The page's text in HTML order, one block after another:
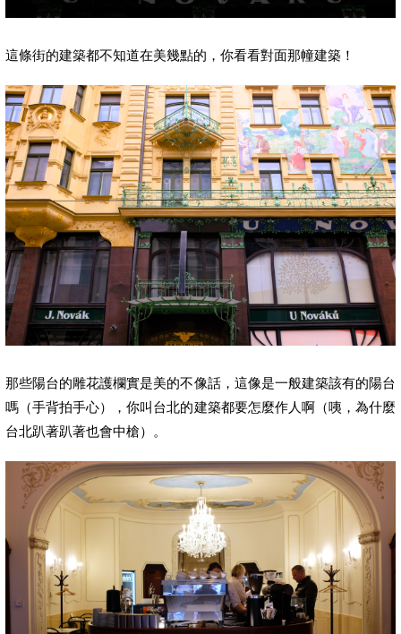
這條街的建築都不知道在美幾點的，你看看對面那幢建築！
那些陽台的雕花護欄實是美的不像話，這像是一般建築該有的陽台
嗎（手背拍手心），你叫台北的建築都要怎麼作人啊（咦，為什麼
台北趴著趴著也會中槍）。